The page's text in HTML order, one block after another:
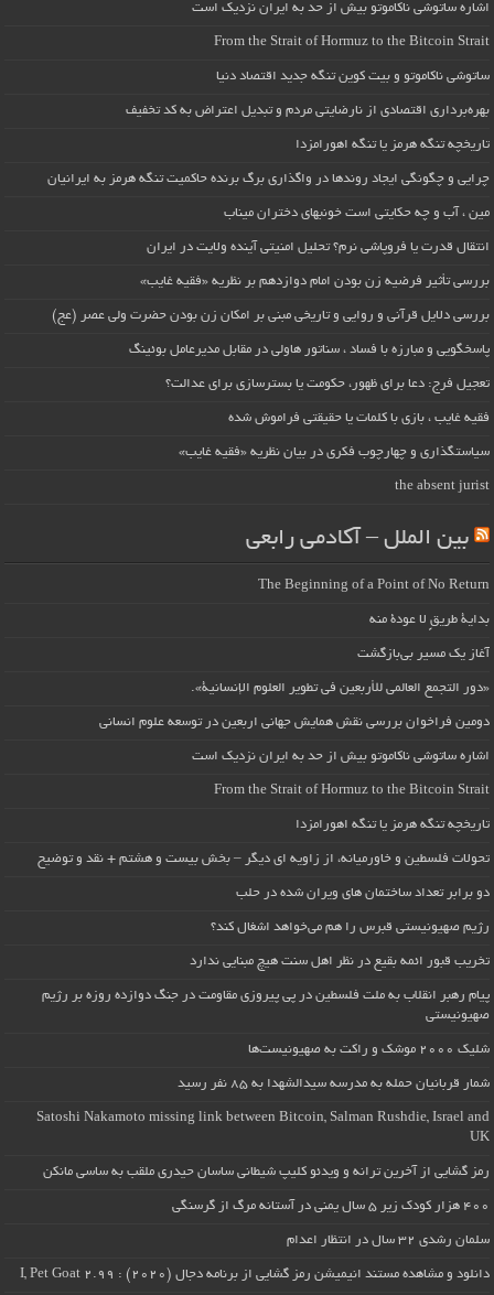
اشاره ساتوشی ناکاموتو بیش از حد به ایران نزدیک است
From the Strait of Hormuz to the Bitcoin Strait
ساتوشی ناکاموتو و بیت کوین تنگه جدید اقتصاد دنیا
بهره‌برداری اقتصادی از نارضایتی مردم و تبدیل اعتراض به کد تخفیف
تاریخچه تنگه هرمز یا تنگه اهورامزدا
چرایی و چگونگی ایجاد روندها در واگذاری برگ برنده حاکمیت تنگه هرمز به ایرانیان
مین ، آب و چه حکایتی است خونبهای دختران میناب
انتقال قدرت یا فروپاشی نرم؟ تحلیل امنیتی آینده ولایت در ایران
بررسی تأثیر فرضیه زن بودن امام دوازدهم بر نظریه «فقیه غایب»
بررسی دلایل قرآنی و روایی و تاریخی مبنی بر امکان زن بودن حضرت ولی عصر (عج)
پاسخگویی و مبارزه با فساد ، سناتور هاولی در مقابل مدیرعامل بوئینگ
تعجیل فرج: دعا برای ظهور، حکومت یا بسترسازی برای عدالت؟
فقیه غایب ، بازی با کلمات یا حقیقتی فراموش شده
سیاستگذاری و چهارچوب فکری در بیان نظریه «فقیه غایب»
the absent jurist
بین الملل – آکادمی رابعی
The Beginning of a Point of No Return
بداية طريقٍ لا عودة منه
آغاز یک مسیر بی‌بازگشت
«دور التجمع العالمي للأربعين في تطوير العلوم الإنسانية».
دومین فراخوان بررسی نقش همایش جهانی اربعین در توسعه علوم انسانی
اشاره ساتوشی ناکاموتو بیش از حد به ایران نزدیک است
From the Strait of Hormuz to the Bitcoin Strait
تاریخچه تنگه هرمز یا تنگه اهورامزدا
تحولات فلسطین و خاورمیانه، از زاویه ای دیگر – بخش بیست و هشتم + نقد و توضیح
دو برابر تعداد ساختمان های ویران شده در حلب
رژیم صهیونیستی قبرس را هم می‌خواهد اشغال کند؟
تخریب قبور ائمه بقیع در نظر اهل سنت هیچ مبنایی ندارد
پیام رهبر انقلاب به ملت فلسطین در پی پیروزی مقاومت در جنگ دوازده روزه بر رژیم
صهیونیستی
شلیک ۲۰۰۰ موشک و راکت به صهیونیست‌ها
شمار قربانیان حمله به مدرسه سیدالشهدا به ۸۵ نفر رسید
Satoshi Nakamoto missing link between Bitcoin, Salman Rushdie, Israel and
UK
رمز گشایی از آخرین ترانه و ویدئو کلیپ شیطانی ساسان حیدری ملقب به ساسی مانکن
۴۰۰ هزار کودک زیر ۵ سال یمنی در آستانه مرگ از گرسنگی
سلمان رشدی ۳۲ سال در انتظار اعدام
دانلود و مشاهده مستند انیمیشن رمز گشایی از برنامه دجال (۲۰۲۰) : I, Pet Goat 2.99